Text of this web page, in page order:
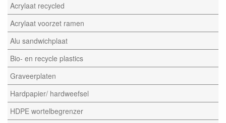
Acrylaat recycled
Acrylaat voorzet ramen
Alu sandwichplaat
Bio- en recycle plastics
Graveerplaten
Hardpapier/ hardweefsel
HDPE wortelbegrenzer